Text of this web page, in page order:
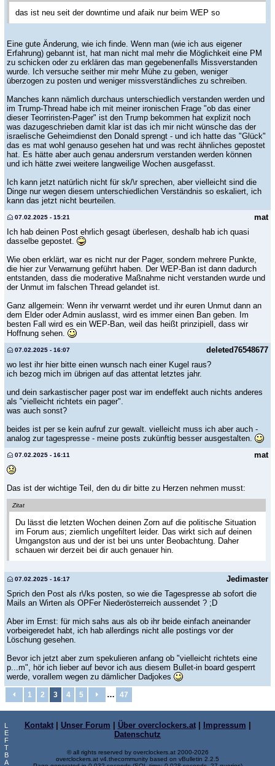
das ist neu seit der downtime und afaik nur beim WEP so
Eine gute Änderung, wie ich finde. Wenn man (wie ich aus eigener
Erfahrung) gebannt ist, hat man nicht mal mehr die Möglichkeit eine PM
zu schicken oder zu erklären das man gegebenenfalls Missverstanden
wurde. Ich versuche seither mir mehr Mühe zu geben, weniger
überzogen zu posten und weniger missverständliches zu schreiben.
Manches kann nämlich durchaus unterschiedlich verstanden werden und
im Trump-Thread habe ich mit meiner ironischen Frage "ob das einer
dieser Teorriristen-Pager" ist den Trump bekommen hat explizit noch
was dazugeschrieben damit klar ist das ich mir nicht wünsche das der
israelische Geheimdienst den Donald sprengt - und ich hatte das "Glück"
das es mat wohl genauso gesehen hat und was recht ähnliches gepostet
hat. Es hätte aber auch genau andersrum verstanden werden können
und ich hätte zwei weitere langweilige Wochen ausgefasst.
Ich kann jetzt natürlich nicht für sk/\r sprechen, aber vielleicht sind die
Dinge nur wegen diesem unterschiedlichen Verständnis so eskaliert, ich
kann das jetzt nicht beurteilen.
mat
07.02.2025 - 15:21
Ich hab deinen Post ehrlich gesagt überlesen, deshalb hab ich quasi
dasselbe gepostet.
Wie oben erklärt, war es nicht nur der Pager, sondern mehrere Punkte,
die hier zur Verwarnung geführt haben. Der WEP-Ban ist dann dadurch
entstanden, dass die moderative Maßnahme nicht verstanden wurde und
der Unmut im falschen Thread gelandet ist.
Ganz allgemein: Wenn ihr verwarnt werdet und ihr euren Unmut dann an
dem Elder oder Admin auslasst, wird es immer einen Ban geben. Im
besten Fall wird es ein WEP-Ban, weil das heißt prinzipiell, dass wir
Hoffnung sehen.
deleted76548677
07.02.2025 - 16:07
wo lest ihr hier bitte einen wunsch nach einer Kugel raus?
ich bezog mich im übrigen auf das attentat letztes jahr.
und dein sarkastischer pager post war im endeffekt auch nichts anderes
als "vielleicht richtets ein pager".
was auch sonst?
beides ist per se kein aufruf zur gewalt. vielleicht muss ich aber auch -
analog zur tagespresse - meine posts zukünftig besser ausgestalten.
mat
07.02.2025 - 16:11
Das ist der wichtige Teil, den du dir bitte zu Herzen nehmen musst:
Zitat
Du lässt die letzten Wochen deinen Zorn auf die politische Situation
im Forum aus; ziemlich ungefiltert leider. Das wirkt sich auf deinen
Umgangston aus und der ist bei uns unter Beobachtung. Daher
schauen wir derzeit bei dir auch genauer hin.
Jedimaster
07.02.2025 - 16:17
Sprich den Post als r\/ks posten, so wie die Tagespresse ab sofort die
Mails an Wirten als OPFer Niederösterreich aussendet ? ;D
Aber im Ernst: für mich sahs aus als ob ihr beide einfach aneinander
vorbeigeredet habt, ich hab allerdings nicht alle postings vor der
Löschung gesehen.
Bevor ich jetzt aber zum spekulieren anfang ob "vielleicht richtets eine
p...m", hör ich lieber auf bevor ich aus diesem Bullet-in board gesperrt
werde, vorallem wegen zu dämlicher Dadjokes
1 2 3 4 5 … 47
L
E
F
T
B
A
Kontakt| Unser Forum Über overclockers.at| Impressum
Datenschutz
© all rights reserved by overclockers.at 2000-2026
overclockers.at v4.thecommunity based on vBulletin 2.2.5